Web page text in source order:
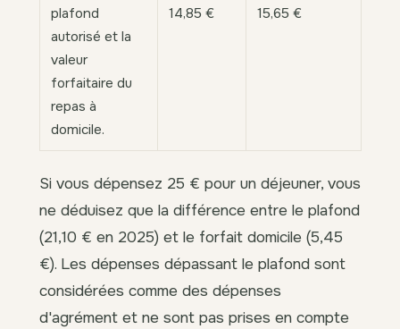
plafond
autorisé et la
valeur
forfaitaire du
repas à
domicile.
14,85 € 15,65 €
Si vous dépensez 25 € pour un déjeuner, vous
ne déduisez que la différence entre le plafond
(21,10 € en 2025) et le forfait domicile (5,45
€). Les dépenses dépassant le plafond sont
considérées comme des dépenses
d'agrément et ne sont pas prises en compte